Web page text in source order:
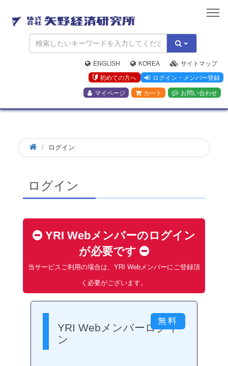
矢
野
経
済
研
究
所
ENGLISH KOREA
サイトマップ
初めての方へ
ログイン・メンバー登録
マイページ カート お問い合わせ
ログイン
ログイン
YRI Webメンバーのログイン
が必要です
当サービスご利用の場合は、YRI Webメンバーにご登録頂
く必要がございます。
YRI Webメンバーログイ
ン